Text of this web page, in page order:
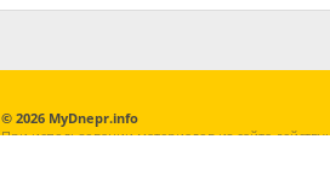
© 2026 MyDnepr.info
При использовании материалов из сайта